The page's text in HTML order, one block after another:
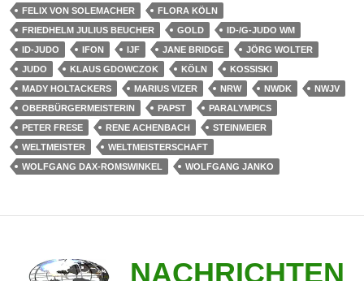
FELIX VON SOLEMACHER
FLORA KÖLN
FRIEDHELM JULIUS BEUCHER
GOLD
ID-/G-JUDO WM
ID-JUDO
IFON IJF JANE BRIDGE
JÖRG WOLTER
JUDO
KLAUS GDOWCZOK KÖLN
KOSSISKI
MADY HOLTACKERS
MARIUS VIZER NRW NWDK
NWJV
OBERBÜRGERMEISTERIN
PAPST
PARALYMPICS
PETER FRESE
RENE ACHENBACH
STEINMEIER
WELTMEISTER
WELTMEISTERSCHAFT
WOLFGANG DAX-ROMSWINKEL
WOLFGANG JANKO
NACHRICHTEN